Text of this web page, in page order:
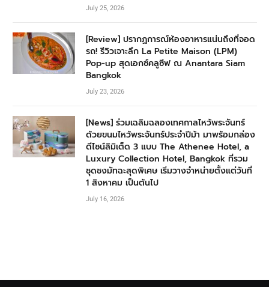
July 25, 2026
[Review] ปรากฏการณ์ห้องอาหารแน่นถึงที่จอด
รถ! รีวิวเจาะลึก La Petite Maison (LPM)
Pop-up สุดเอกซ์คลูซีฟ ณ Anantara Siam
Bangkok
July 23, 2026
[News] ร่วมเฉลิมฉลองเทศกาลไหว้พระจันทร์
ด้วยขนมไหว้พระจันทร์ประจำปีม้า มาพร้อมกล่อง
ดีไซน์ลิมิเต็ด 3 แบบ The Athenee Hotel, a
Luxury Collection Hotel, Bangkok ที่รวม
ชุดชงมัทฉะสุดพิเศษ เริ่มวางจำหน่ายตั้งแต่วันที่
1 สิงหาคม เป็นต้นไป
July 16, 2026